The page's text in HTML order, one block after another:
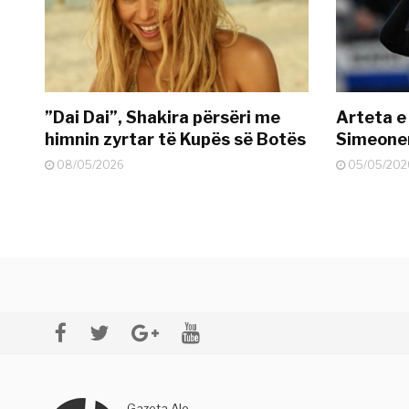
”Dai Dai”, Shakira përsëri me
himnin zyrtar të Kupës së Botës
08/05/2026
Arteta e
05/05/